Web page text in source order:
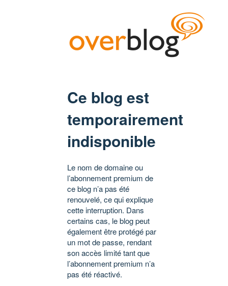
Ce blog est
temporairement
indisponible
Le nom de domaine ou
l’abonnement premium de
ce blog n’a pas été
renouvelé, ce qui explique
cette interruption. Dans
certains cas, le blog peut
également être protégé par
un mot de passe, rendant
son accès limité tant que
l’abonnement premium n’a
pas été réactivé.